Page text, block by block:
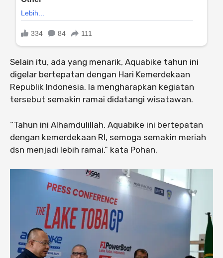
Selain itu, ada yang menarik, Aquabike tahun ini
digelar bertepatan dengan Hari Kemerdekaan
Republik Indonesia. Ia mengharapkan kegiatan
tersebut semakin ramai didatangi wisatawan.
“Tahun ini Alhamdulillah, Aquabike ini bertepatan
dengan kemerdekaan RI, semoga semakin meriah
dsn menjadi lebih ramai,” kata Pohan.